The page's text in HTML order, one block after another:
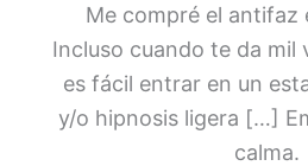
Me compré el antifaz
Incluso cuando te da mil
es fácil entrar en un
y/o hipnosis ligera […]
calma.